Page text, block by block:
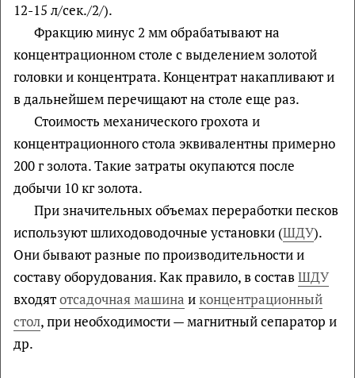
12-15 л/сек./2/).
Фракцию минус 2 мм обрабатывают на
концентрационном столе с выделением золотой
головки и концентрата. Концентрат накапливают и
в дальнейшем перечищают на столе еще раз.
Стоимость механического грохота и
концентрационного стола эквивалентны примерно
200 г золота. Такие затраты окупаются после
добычи 10 кг золота.
При значительных объемах переработки песков
используют шлиходоводочные установки (ШДУ).
Они бывают разные по производительности и
составу оборудования. Как правило, в составШДУ
входятотсадочная машина иконцентрационный
стол, при необходимости — магнитный сепаратор и
др.